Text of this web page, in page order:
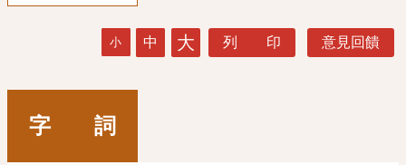
小 中 大 列 印 意見回饋
字 詞